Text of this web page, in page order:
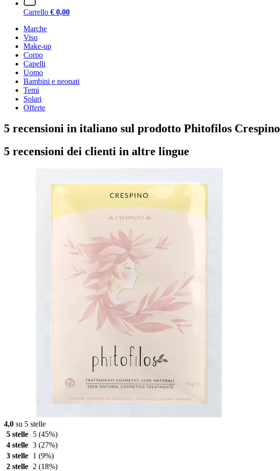
Carrello € 0,00
Marche
Viso
Make-up
Corpo
Capelli
Uomo
Bambini e neonati
Temi
Solari
Offerte
5 recensioni in italiano sul prodotto Phitofilos Crespino
5 recensioni dei clienti in altre lingue
4,0 su 5 stelle
5 stelle
5 (45%)
4 stelle 3 (27%)
3 stelle
1 (9%)
2 stelle
2 (18%)